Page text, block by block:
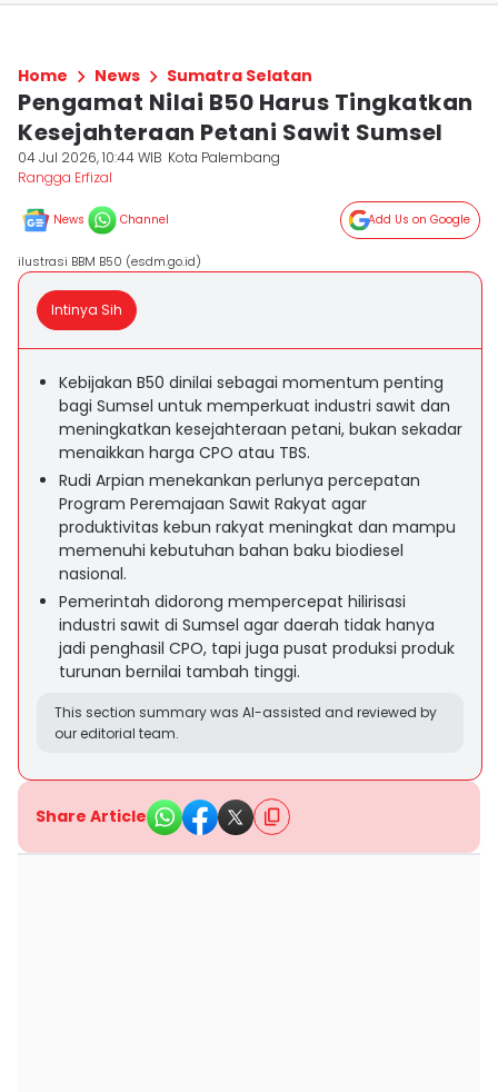
Home News Sumatra Selatan
Pengamat Nilai B50 Harus Tingkatkan
Kesejahteraan Petani Sawit Sumsel
04 Jul 2026, 10:44 WIB Kota Palembang
Rangga Erfizal
News Channel Add Us on Google
ilustrasi BBM B50 (esdm.go.id)
Intinya Sih
Kebijakan B50 dinilai sebagai momentum penting
bagi Sumsel untuk memperkuat industri sawit dan
meningkatkan kesejahteraan petani, bukan sekadar
menaikkan harga CPO atau TBS.
Rudi Arpian menekankan perlunya percepatan
Program Peremajaan Sawit Rakyat agar
produktivitas kebun rakyat meningkat dan mampu
memenuhi kebutuhan bahan baku biodiesel
nasional.
Pemerintah didorong mempercepat hilirisasi
industri sawit di Sumsel agar daerah tidak hanya
jadi penghasil CPO, tapi juga pusat produksi produk
turunan bernilai tambah tinggi.
This section summary was AI-assisted and reviewed by
our editorial team.
Share Article